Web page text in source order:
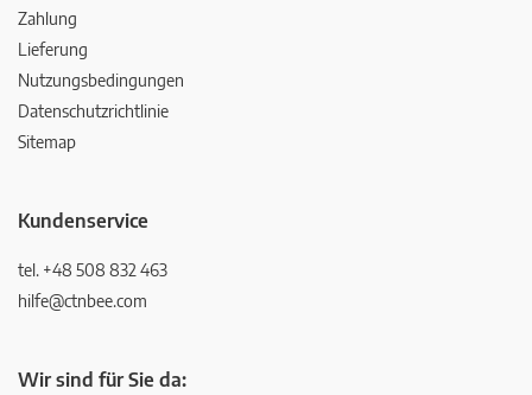
Zahlung
Lieferung
Nutzungsbedingungen
Datenschutzrichtlinie
Sitemap
Kundenservice
tel. +48 508 832 463
hilfe@ctnbee.com
Wir sind für Sie da: